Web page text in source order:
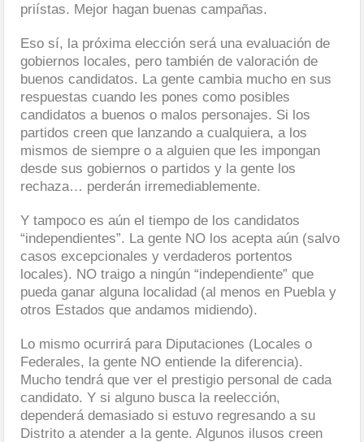
priístas. Mejor hagan buenas campañas.
Eso sí, la próxima elección será una evaluación de
gobiernos locales, pero también de valoración de
buenos candidatos. La gente cambia mucho en sus
respuestas cuando les pones como posibles
candidatos a buenos o malos personajes. Si los
partidos creen que lanzando a cualquiera, a los
mismos de siempre o a alguien que les impongan
desde sus gobiernos o partidos y la gente los
rechaza… perderán irremediablemente.
Y tampoco es aún el tiempo de los candidatos
“independientes”. La gente NO los acepta aún (salvo
casos excepcionales y verdaderos portentos
locales). NO traigo a ningún “independiente” que
pueda ganar alguna localidad (al menos en Puebla y
otros Estados que andamos midiendo).
Lo mismo ocurrirá para Diputaciones (Locales o
Federales, la gente NO entiende la diferencia).
Mucho tendrá que ver el prestigio personal de cada
candidato. Y si alguno busca la reelección,
dependerá demasiado si estuvo regresando a su
Distrito a atender a la gente. Algunos ilusos creen